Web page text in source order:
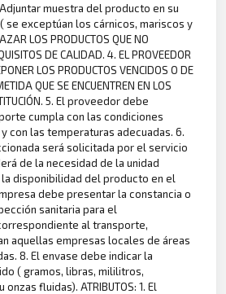
muestra del producto en su
se exceptúan los cárnicos, mariscos y
LOS PRODUCTOS QUE NO
DE CALIDAD. 4. EL PROVEEDOR
LOS PRODUCTOS VENCIDOS O DE
QUE SE ENCUENTREN EN LOS
5. El proveedor debe
cumpla con las condiciones
con las temperaturas adecuadas. 6.
será solicitada por el servicio
de la necesidad de la unidad
disponibilidad del producto en el
debe presentar la constancia o
sanitaria para el
al transporte,
aquellas empresas locales de áreas
8. El envase debe indicar la
( gramos, libras, mililitros,
fluidas). ATRIBUTOS: 1. El